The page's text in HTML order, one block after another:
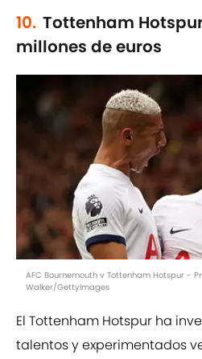
10. Tottenham
millones de euros
AFC Bournemouth v Tottenham Hotspur -
Walker/GettyImages
El Tottenham Hotspur ha
talentos y experimentados